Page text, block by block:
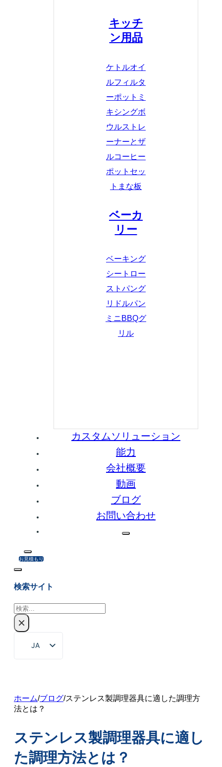
キッチ
ン用品
ケトルオイ
ルフィルタ
ーポット ミ
キシングボ
ウルストレ
ーナーとザ
ルコーヒー
ポットセッ
ト まな板
ベーカ
リー
ベーキング
シート ロー
ストパング
リドルパン
ミニBBQグ
リル
カスタムソリューション
能力
会社概要
動画
ブログ
お問い合わせ
お見積もり
検索サイト
検
索×
JA
EN
FR
DE
ES
PT
ホーム/ブログ/ステンレス製調理器具に適した調理方
法とは？
ステンレス製調理器具に適し
た調理方法とは？